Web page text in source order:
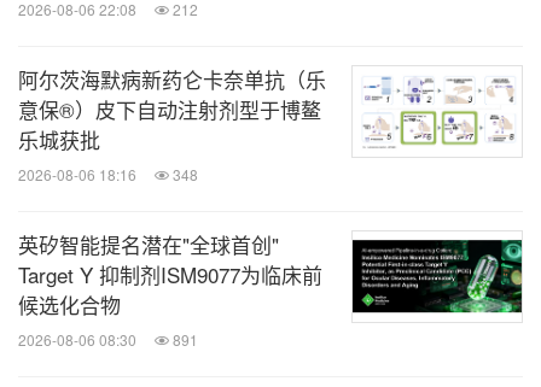
中，4例患者观察到最佳疗效，SD持续≥4个周期
该研究首次阐明了奥雷巴替尼通过p38-CD36通路
抑制脂肪酸促进的肿瘤细胞迁移的新机制，为SDH
缺陷型肿瘤的治疗提供了全新思路。
A phase 3 study of olverembatinib (HQP1351) in
patients with chronic-phase chronic myeloid
leukemia: POLARIS-2 trial in progress
2026-08-06 22:08 212
阿尔茨海默病新药仑卡奈单抗（乐
意保®）皮下自动注射剂型于博鳌
乐城获批
2026-08-06 18:16 348
英矽智能提名潜在"全球首创"
Target Y 抑制剂ISM9077为临床前
候选化合物
2026-08-06 08:30 891